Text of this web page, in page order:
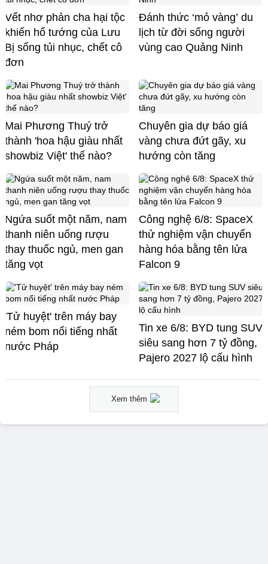
Vết nhơ phản cha hại tộc
khiến hổ tướng của Lưu
Bị sống tủi nhục, chết cô
đơn
Đánh thức ‘mỏ vàng’ du
lịch từ đời sống người
vùng cao Quảng Ninh
Mai Phương Thuý trở
thành 'hoa hậu giàu nhất
showbiz Việt' thế nào?
Chuyên gia dự báo giá
vàng chưa đứt gãy, xu
hướng còn tăng
Ngứa suốt một năm, nam
thanh niên uống rượu
thay thuốc ngủ, men gan
tăng vọt
Công nghệ 6/8: SpaceX
thử nghiệm vận chuyển
hàng hóa bằng tên lửa
Falcon 9
'Tử huyệt' trên máy bay
ném bom nổi tiếng nhất
nước Pháp
Tin xe 6/8: BYD tung SUV
siêu sang hơn 7 tỷ đồng,
Pajero 2027 lộ cấu hình
Xem thêm